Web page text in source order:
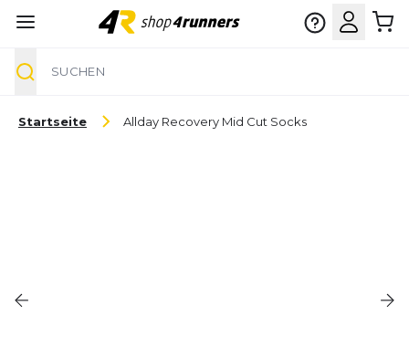
Startseite Allday Recovery Mid Cut Socks